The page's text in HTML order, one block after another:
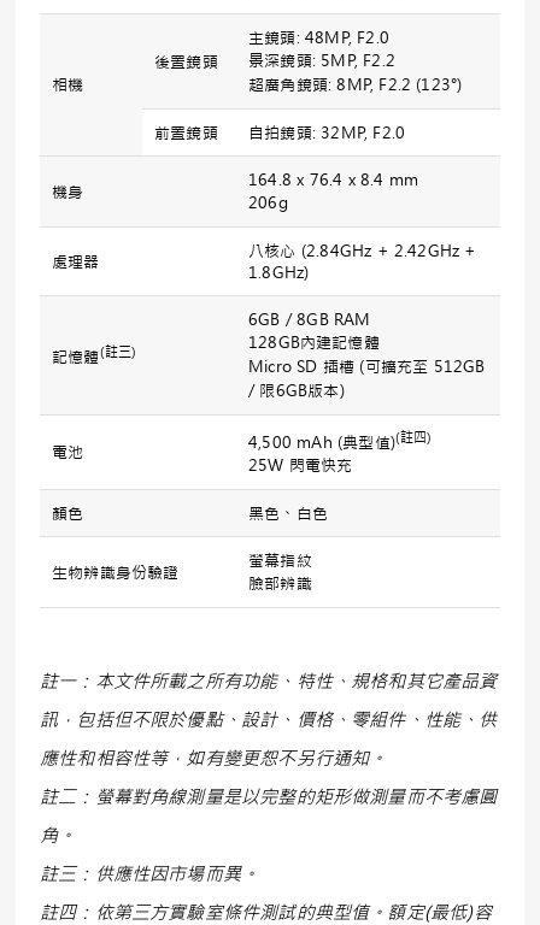
相機
後置鏡頭
主鏡頭: 48MP, F2.0
景深鏡頭: 5MP, F2.2
超廣角鏡頭: 8MP, F2.2 (123°)
前置鏡頭 自拍鏡頭: 32MP, F2.0
機身
164.8 x 76.4 x 8.4 mm
206g
處理器
八核心 (2.84GHz + 2.42GHz +
1.8GHz)
記憶體(註三)
6GB / 8GB RAM
128GB內建記憶體
Micro SD 插槽 (可擴充至 512GB
/ 限6GB版本)
電池 4,500 mAh (典型值)(註四)
25W 閃電快充
顏色 黑色、白色
生物辨識身份驗證
螢幕指紋
臉部辨識
註一：本文件所載之所有功能、特性、規格和其它產品資
訊，包括但不限於優點、設計、價格、零組件、性能、供
應性和相容性等，如有變更恕不另行通知。
註二：螢幕對角線測量是以完整的矩形做測量而不考慮圓
角。
註三：供應性因市場而異。
註四：依第三方實驗室條件測試的典型值。額定(最低)容